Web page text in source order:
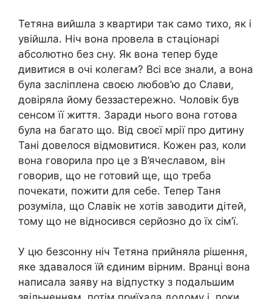
Тетяна вийшла з квартири так само тихо, як і
увійшла. Ніч вона провела в стаціонарі
абсолютно без сну. Як вона тепер буде
дивитися в очі колегам? Всі все знали, а вона
була засліплена своєю любов’ю до Слави,
довіряла йому беззастережно. Чоловік був
сенсом її життя. Заради нього вона готова
була на багато що. Від своєї мрії про дитину
Тані довелося відмовитися. Кожен раз, коли
вона говорила про це з В’ячеславом, він
говорив, що не готовий ще, що треба
почекати, пожити для себе. Тепер Таня
розуміла, що Славік не хотів заводити дітей,
тому що не відносився серйозно до їх сім’ї.
У цю безсонну ніч Тетяна прийняла рішення,
яке здавалося їй єдиним вірним. Вранці вона
написала заяву на відпустку з подальшим